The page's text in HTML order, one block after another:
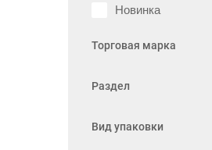
Новинка
Торговая марка
Раздел
Вид упаковки